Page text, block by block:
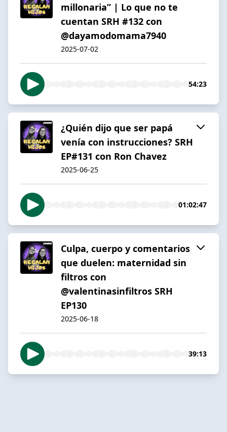
millonaria” | Lo que no te
cuentan SRH #132 con
⁨@dayamodomama7940⁩
2025-07-02
54:23
¿Quién dijo que ser papá
venía con instrucciones? SRH
EP#131 con Ron Chavez
2025-06-25
01:02:47
Culpa, cuerpo y comentarios
que duelen: maternidad sin
filtros con
@valentinasinfiltros SRH
EP130
2025-06-18
39:13